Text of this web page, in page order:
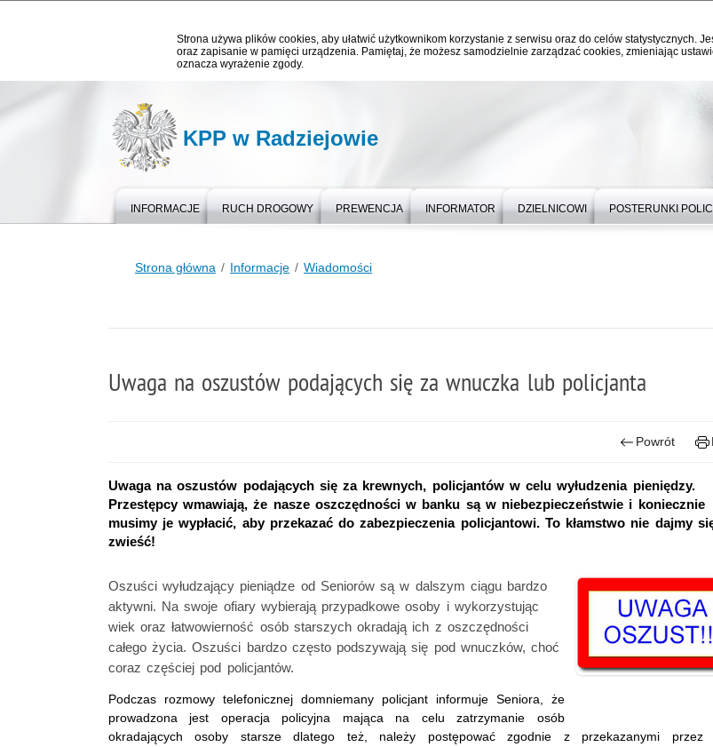
Strona używa plików cookies, aby ułatwić użytkownikom korzystanie z serwisu oraz do celów statystycznych.
oraz zapisanie w pamięci urządzenia. Pamiętaj, że możesz samodzielnie zarządzać cookies, zmieniając
oznacza wyrażenie zgody.
KPP w Radziejowie
INFORMACJE RUCH DROGOWY PREWENCJA INFORMATOR DZIELNICOWI POSTERUNKI
Strona główna Informacje Wiadomości
Uwaga na oszustów podających się za wnuczka lub policjanta
Powrót
Uwaga na oszustów podających się za krewnych, policjantów w celu wyłudzenia pieniędzy.
Przestępcy wmawiają, że nasze oszczędności w banku są w niebezpieczeństwie i koniecznie
musimy je wypłacić, aby przekazać do zabezpieczenia policjantowi. To kłamstwo nie dajmy
zwieść!
Oszuści wyłudzający pieniądze od Seniorów są w dalszym ciągu bardzo
aktywni. Na swoje ofiary wybierają przypadkowe osoby i wykorzystując
wiek oraz łatwowierność osób starszych okradają ich z oszczędności
całego życia. Oszuści bardzo często podszywają się pod wnuczków, choć
coraz częściej pod policjantów.
Podczas rozmowy telefonicznej domniemany policjant informuje Seniora, że
prowadzona jest operacja policyjna mająca na celu zatrzymanie osób
okradających osoby starsze dlatego też, należy postępować zgodnie z przekazanymi przez